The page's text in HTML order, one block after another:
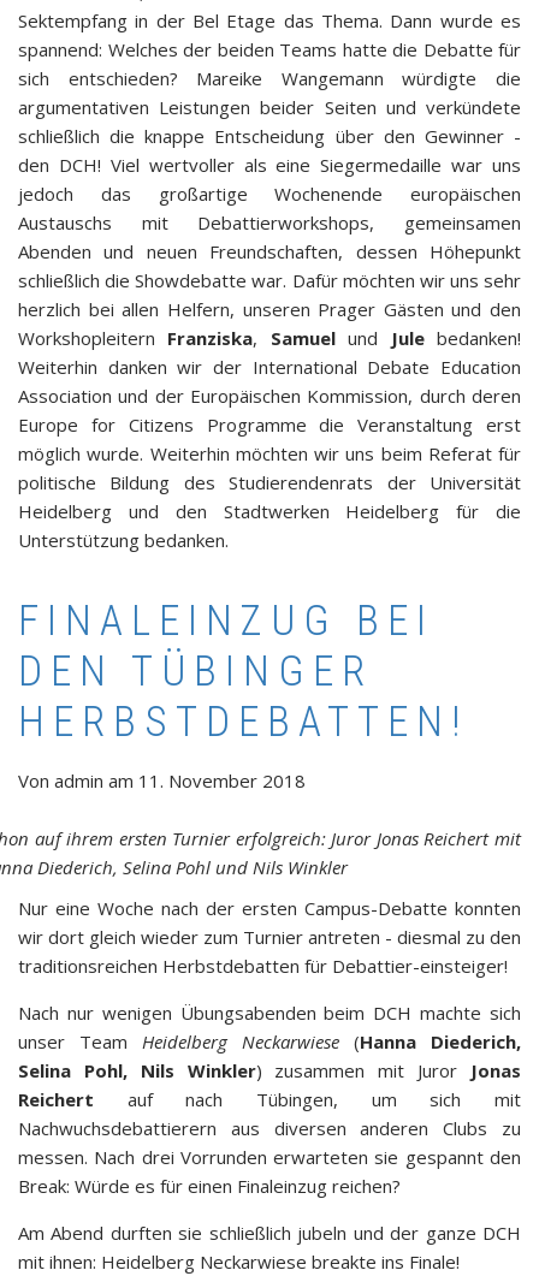
Sektempfang in der Bel Etage das Thema. Dann wurde es
spannend: Welches der beiden Teams hatte die Debatte für
sich entschieden? Mareike Wangemann würdigte die
argumentativen Leistungen beider Seiten und verkündete
schließlich die knappe Entscheidung über den Gewinner -
den DCH! Viel wertvoller als eine Siegermedaille war uns
jedoch das großartige Wochenende europäischen
Austauschs mit Debattierworkshops, gemeinsamen
Abenden und neuen Freundschaften, dessen Höhepunkt
schließlich die Showdebatte war. Dafür möchten wir uns sehr
herzlich bei allen Helfern, unseren Prager Gästen und den
Workshopleitern Franziska, Samuelund Julebedanken!
Weiterhin danken wir der International Debate Education
Association und der Europäischen Kommission, durch deren
Europe for Citizens Programme die Veranstaltung erst
möglich wurde. Weiterhin möchten wir uns beim Referat für
politische Bildung des Studierendenrats der Universität
Heidelberg und den Stadtwerken Heidelberg für die
Unterstützung bedanken.
FINALEINZUG BEI
DEN TÜBINGER
HERBSTDEBATTEN!
Von admin am 11. November 2018
auf ihrem ersten Turnier erfolgreich: Juror Jonas Reichert mit
Diederich, Selina Pohl und Nils Winkler
Nur eine Woche nach der ersten Campus-Debatte konnten
wir dort gleich wieder zum Turnier antreten - diesmal zu den
traditionsreichen Herbstdebatten für Debattier-einsteiger!
Nach nur wenigen Übungsabenden beim DCH machte sich
unser Team Heidelberg Neckarwiese (Hanna Diederich,
Selina Pohl, Nils Winkler) zusammen mit Juror Jonas
Reichert auf nach Tübingen, um sich mit
Nachwuchsdebattierern aus diversen anderen Clubs zu
messen. Nach drei Vorrunden erwarteten sie gespannt den
Break: Würde es für einen Finaleinzug reichen?
Am Abend durften sie schließlich jubeln und der ganze DCH
mit ihnen: Heidelberg Neckarwiese breakte ins Finale!